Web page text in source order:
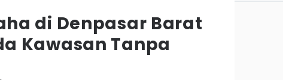
di Denpasar Barat
Kawasan Tanpa